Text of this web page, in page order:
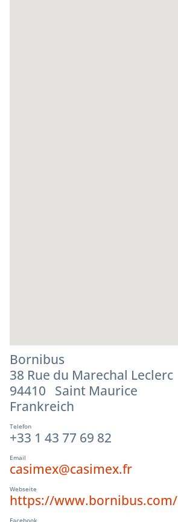
Bornibus
38 Rue du Marechal Leclerc
94410 Saint Maurice
Frankreich
Telefon
+33 1 43 77 69 82
Email
casimex@casimex.fr
Webseite
https://www.bornibus.com/